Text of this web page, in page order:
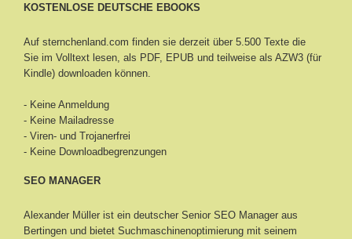
KOSTENLOSE DEUTSCHE EBOOKS
Auf sternchenland.com finden sie derzeit über 5.500 Texte die
Sie im Volltext lesen, als PDF, EPUB und teilweise als AZW3 (für
Kindle) downloaden können.
- Keine Anmeldung
- Keine Mailadresse
- Viren- und Trojanerfrei
- Keine Downloadbegrenzungen
SEO MANAGER
Alexander Müller ist ein deutscher Senior SEO Manager aus
Bertingen und bietet Suchmaschinenoptimierung mit seinem